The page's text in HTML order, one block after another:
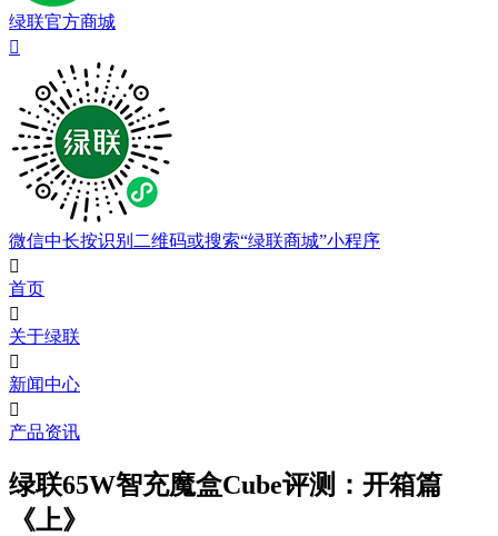
绿联官方商城

微信中长按识别二维码或搜索“绿联商城”小程序

首页

关于绿联

新闻中心

产品资讯
绿联65W智充魔盒Cube评测：开箱篇
《上》